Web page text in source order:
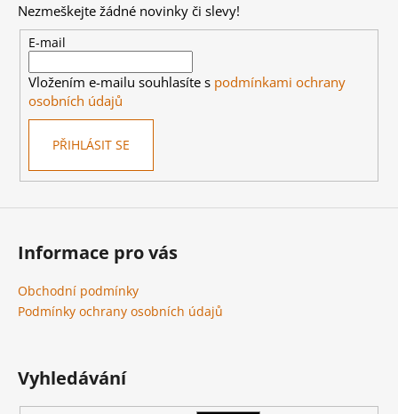
Nezmeškejte žádné novinky či slevy!
E-mail
Vložením e-mailu souhlasíte s podmínkami ochrany
osobních údajů
PŘIHLÁSIT SE
Informace pro vás
Obchodní podmínky
Podmínky ochrany osobních údajů
Vyhledávání